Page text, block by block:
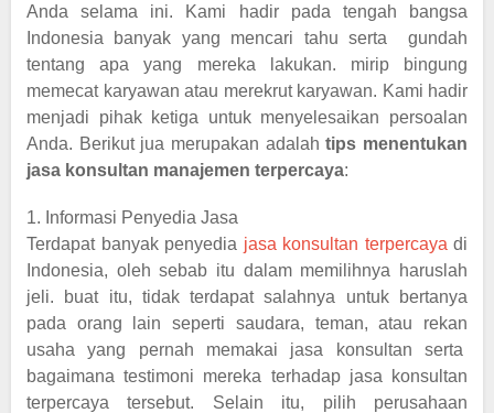
Anda selama ini. Kami hadir pada tengah bangsa
Indonesia banyak yang mencari tahu serta gundah
tentang apa yang mereka lakukan. mirip bingung
memecat karyawan atau merekrut karyawan. Kami hadir
menjadi pihak ketiga untuk menyelesaikan persoalan
Anda. Berikut jua merupakan adalahtips menentukan
jasa konsultan manajemen terpercaya:
1. Informasi Penyedia Jasa
Terdapat banyak penyedia jasa konsultan terpercaya di
Indonesia, oleh sebab itu dalam memilihnya haruslah
jeli. buat itu, tidak terdapat salahnya untuk bertanya
pada orang lain seperti saudara, teman, atau rekan
usaha yang pernah memakai jasa konsultan serta
bagaimana testimoni mereka terhadap jasa konsultan
terpercaya tersebut. Selain itu, pilih perusahaan